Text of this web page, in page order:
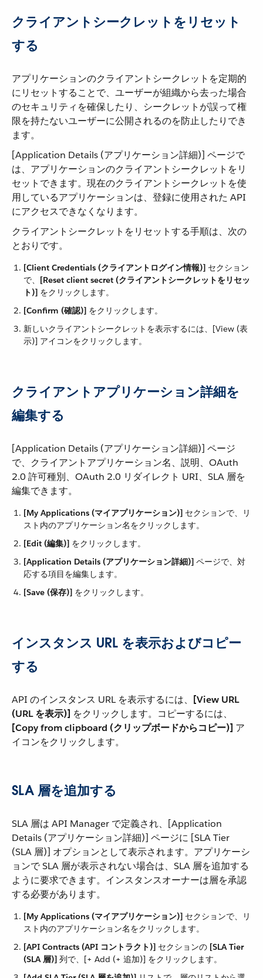
クライアントシークレットをリセット
する
アプリケーションのクライアントシークレットを定期的
にリセットすることで、ユーザーが組織から去った場合
のセキュリティを確保したり、シークレットが誤って権
限を持たないユーザーに公開されるのを防止したりでき
ます。
[Application Details (アプリケーション詳細)] ページで
は、アプリケーションのクライアントシークレットをリ
セットできます。現在のクライアントシークレットを使
用しているアプリケーションは、登録に使用された API
にアクセスできなくなります。
クライアントシークレットをリセットする手順は、次の
とおりです。
[Client Credentials (クライアントログイン情報)] ​ セクション
で、​ [Reset client secret (クライアントシークレットをリセッ
ト)] ​ をクリックします。
[Confirm (確認)] ​ をクリックします。
新しいクライアントシークレットを表示するには、[View (表
示)] アイコンをクリックします。
クライアントアプリケーション詳細を
編集する
[Application Details (アプリケーション詳細)] ページ
で、クライアントアプリケーション名、説明、OAuth
2.0 許可種別、OAuth 2.0 リダイレクト URI、SLA 層を
編集できます。
[My Applications (マイアプリケーション)] ​ セクションで、リ
スト内のアプリケーション名をクリックします。
[Edit (編集)] ​ をクリックします。
[Application Details (アプリケーション詳細)] ​ ページで、対
応する項目を編集します。
[Save (保存)] ​ をクリックします。
インスタンス URL を表示およびコピー
する
API のインスタンス URL を表示するには、​
[View URL
(URL を表示)] ​ をクリックします。コピーするには、​
[Copy from clipboard (クリップボードからコピー)] ​ ア
イコンをクリックします。
SLA 層を追加する
SLA 層は API Manager で定義され、[Application
Details (アプリケーション詳細)] ページに [SLA Tier
(SLA 層)] オプションとして表示されます。アプリケーシ
ョンで SLA 層が表示されない場合は、SLA 層を追加する
ように要求できます。インスタンスオーナーは層を承認
する必要があります。
[My Applications (マイアプリケーション)] ​ セクションで、リ
スト内のアプリケーション名をクリックします。
[API Contracts (API コントラクト)] ​ セクションの ​ [SLA Tier
(SLA 層)] ​ 列で、[+ Add (+ 追加)] をクリックします。